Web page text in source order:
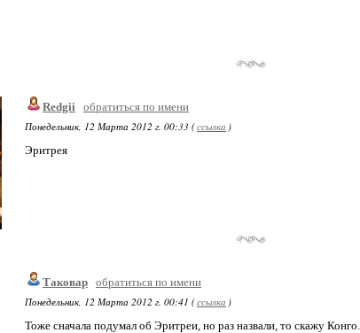
Redgii обратиться по имени
Понедельник, 12 Марта 2012 г. 00:33 (ссылка )
Эритрея
Таковар обратиться по имени
Понедельник, 12 Марта 2012 г. 00:41 (ссылка )
Тоже сначала подумал об Эритреи, но раз назвали, то скажу Конго.